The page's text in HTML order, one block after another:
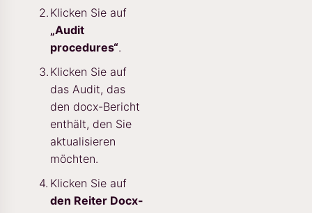
Klicken Sie auf
„Audit
procedures“.
Klicken Sie auf
das Audit, das
den docx-Bericht
enthält, den Sie
aktualisieren
möchten.
Klicken Sie auf
den Reiter Docx-